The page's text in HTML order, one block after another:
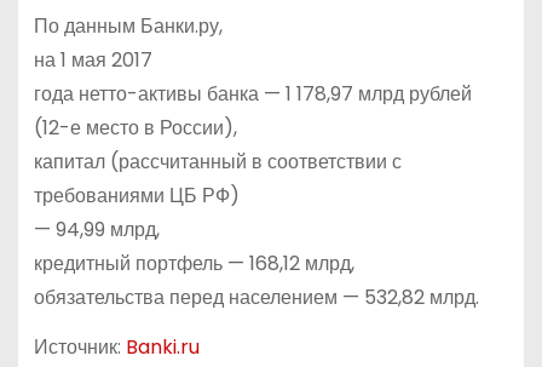
По данным Банки.ру,
на 1 мая 2017
года нетто-активы банка — 1 178,97 млрд рублей
(12-е место в России),
капитал (рассчитанный в соответствии с
требованиями ЦБ РФ)
— 94,99 млрд,
кредитный портфель — 168,12 млрд,
обязательства перед населением — 532,82 млрд.
Источник: Banki.ru